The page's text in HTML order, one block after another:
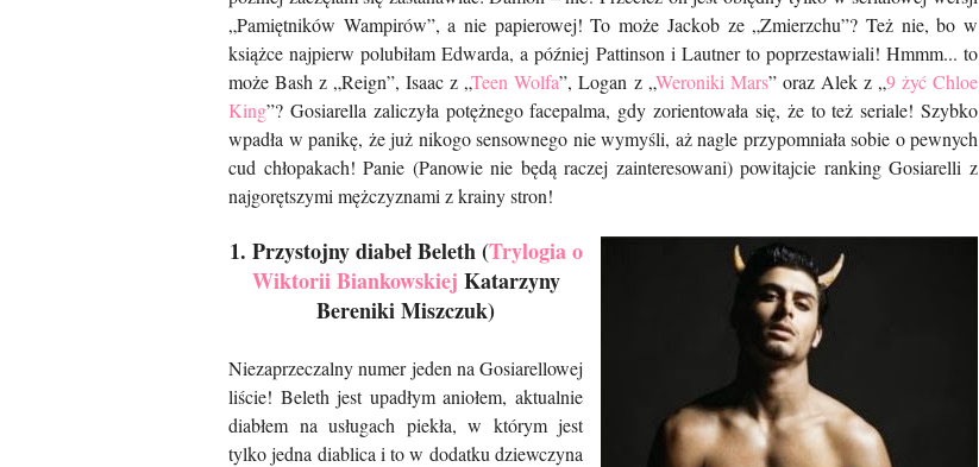
„Pamiętników Wampirów”, a nie papierowej! To może Jackob ze „Zmierzchu”? Też nie, bo w
książce najpierw polubiłam Edwarda, a później Pattinson i Lautner to poprzestawiali! Hmmm... to
może Bash z „Reign”, Isaac z „Teen Wolfa”, Logan z „Weroniki Mars” oraz Alek z „9 żyć Chloe
King”? Gosiarella zaliczyła potężnego facepalma, gdy zorientowała się, że to też seriale! Szybko
wpadła w panikę, że już nikogo sensownego nie wymyśli, aż nagle przypomniała sobie o pewnych
cud chłopakach! Panie (Panowie nie będą raczej zainteresowani) powitajcie ranking Gosiarelli z
najgorętszymi mężczyznami z krainy stron!
1. Przystojny diabeł Beleth (Trylogia o
Wiktorii Biankowskiej Katarzyny
Bereniki Miszczuk)
Niezaprzeczalny numer jeden na Gosiarellowej
liście! Beleth jest upadłym aniołem, aktualnie
diabłem na usługach piekła, w którym jest
tylko jedna diablica i to w dodatku dziewczyna